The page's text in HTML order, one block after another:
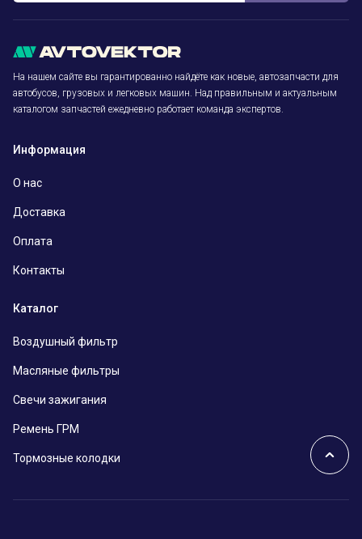
На нашем сайте вы гарантированно найдёте как новые, автозапчасти для
автобусов, грузовых и легковых машин. Над правильным и актуальным
каталогом запчастей ежедневно работает команда экспертов.
Информация
О нас
Доставка
Оплата
Контакты
Каталог
Воздушный фильтр
Масляные фильтры
Свечи зажигания
Ремень ГРМ
Тормозные колодки